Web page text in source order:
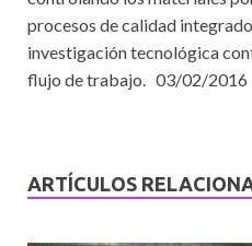
procesos de calidad
investigación tecnológica
flujo de trabajo. 03/02/
ARTÍCULOS